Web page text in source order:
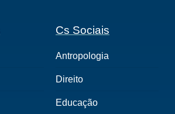
Cs Sociais
Antropologia
Direito
Educação